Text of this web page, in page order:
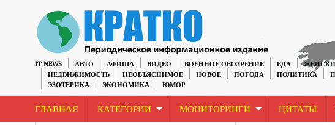
IT NEWS АВТО АФИША ВИДЕО ВОЕННОЕ ОБОЗРЕНИЕ ЕДА
НЕДВИЖИМОСТЬ
НЕОБЪЯСНИМОЕ НОВОЕ ПОГОДА ПОЛИТИКА
ЭЗОТЕРИКА
ЭКОНОМИКА ЮМОР
ГЛАВНАЯ КАТЕГОРИИ МОНИТОРИНГИ ЦИТАТЫ